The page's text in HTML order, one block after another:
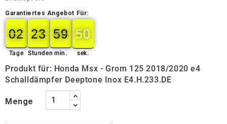
Garantiertes Angebot Für:
02
02
00
Tage
23
23
00
Stunden
59
59
00
min.
49
49
50
sek.
Produkt für: Honda Msx - Grom 125 2018/2020 e4
Schalldämpfer Deeptone Inox E4.H.233.DE
Menge